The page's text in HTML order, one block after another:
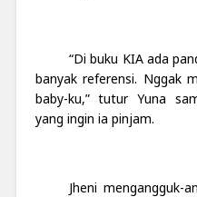
“Di buku KIA ada
banyak referensi. Nggak
baby-ku,” tutur Yuna
yang ingin ia pinjam.
Jheni mengangguk-